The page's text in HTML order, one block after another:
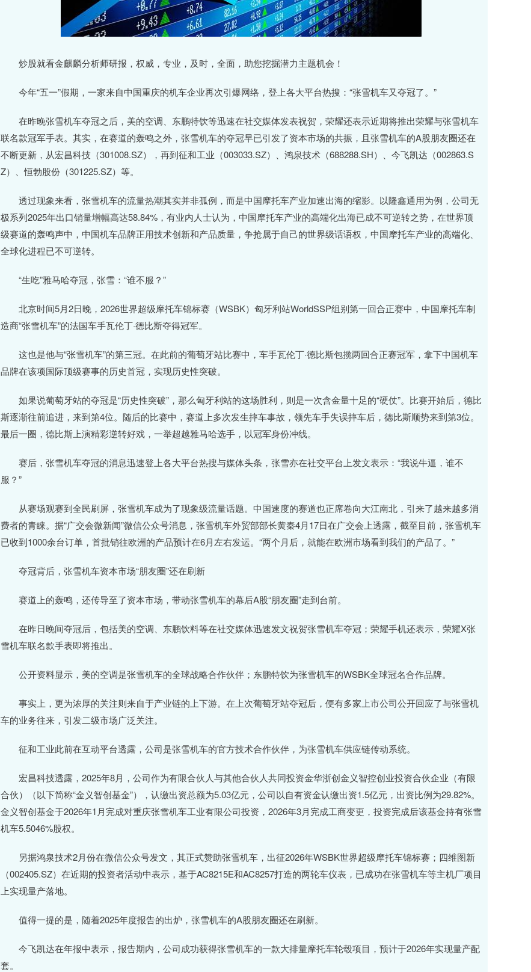
炒股就看金麒麟分析师研报，权威，专业，及时，全面，助您挖掘潜力主题机会！
今年“五一”假期，一家来自中国重庆的机车企业再次引爆网络，登上各大平台热搜：“张雪机车又夺冠了。”
在昨晚张雪机车夺冠之后，美的空调、东鹏特饮等迅速在社交媒体发表祝贺，荣耀还表示近期将推出荣耀与张雪机车
联名款冠军手表。其实，在赛道的轰鸣之外，张雪机车的夺冠早已引发了资本市场的共振，且张雪机车的A股朋友圈还在
不断更新，从宏昌科技（301008.SZ），再到征和工业（003033.SZ）、鸿泉技术（688288.SH）、今飞凯达（002863.S
Z）、恒勃股份（301225.SZ）等。
透过现象来看，张雪机车的流量热潮其实并非孤例，而是中国摩托车产业加速出海的缩影。以隆鑫通用为例，公司无
极系列2025年出口销量增幅高达58.84%，有业内人士认为，中国摩托车产业的高端化出海已成不可逆转之势，在世界顶
级赛道的轰鸣声中，中国机车品牌正用技术创新和产品质量，争抢属于自己的世界级话语权，中国摩托车产业的高端化、
全球化进程已不可逆转。
“生吃”雅马哈夺冠，张雪：“谁不服？”
北京时间5月2日晚，2026世界超级摩托车锦标赛（WSBK）匈牙利站WorldSSP组别第一回合正赛中，中国摩托车制
造商“张雪机车”的法国车手瓦伦丁·德比斯夺得冠军。
这也是他与“张雪机车”的第三冠。在此前的葡萄牙站比赛中，车手瓦伦丁·德比斯包揽两回合正赛冠军，拿下中国机车
品牌在该项国际顶级赛事的历史首冠，实现历史性突破。
如果说葡萄牙站的夺冠是“历史性突破”，那么匈牙利站的这场胜利，则是一次含金量十足的“硬仗”。比赛开始后，德比
斯逐渐往前追进，来到第4位。随后的比赛中，赛道上多次发生摔车事故，领先车手失误摔车后，德比斯顺势来到第3位。
最后一圈，德比斯上演精彩逆转好戏，一举超越雅马哈选手，以冠军身份冲线。
赛后，张雪机车夺冠的消息迅速登上各大平台热搜与媒体头条，张雪亦在社交平台上发文表示：“我说牛逼，谁不
服？”
从赛场观赛到全民刷屏，张雪机车成为了现象级流量话题。中国速度的赛道也正席卷向大江南北，引来了越来越多消
费者的青睐。据“广交会微新闻”微信公众号消息，张雪机车外贸部部长黄秦4月17日在广交会上透露，截至目前，张雪机车
已收到1000余台订单，首批销往欧洲的产品预计在6月左右发运。“两个月后，就能在欧洲市场看到我们的产品了。”
夺冠背后，张雪机车资本市场“朋友圈”还在刷新
赛道上的轰鸣，还传导至了资本市场，带动张雪机车的幕后A股“朋友圈”走到台前。
在昨日晚间夺冠后，包括美的空调、东鹏饮料等在社交媒体迅速发文祝贺张雪机车夺冠；荣耀手机还表示，荣耀X张
雪机车联名款手表即将推出。
公开资料显示，美的空调是张雪机车的全球战略合作伙伴；东鹏特饮为张雪机车的WSBK全球冠名合作品牌。
事实上，更为浓厚的关注则来自于产业链的上下游。在上次葡萄牙站夺冠后，便有多家上市公司公开回应了与张雪机
车的业务往来，引发二级市场广泛关注。
征和工业此前在互动平台透露，公司是张雪机车的官方技术合作伙伴，为张雪机车供应链传动系统。
宏昌科技透露，2025年8月，公司作为有限合伙人与其他合伙人共同投资金华浙创金义智控创业投资合伙企业（有限
合伙）（以下简称“金义智创基金”），认缴出资总额为5.03亿元，公司以自有资金认缴出资1.5亿元，出资比例为29.82%。
金义智创基金于2026年1月完成对重庆张雪机车工业有限公司投资，2026年3月完成工商变更，投资完成后该基金持有张雪
机车5.5046%股权。
另据鸿泉技术2月份在微信公众号发文，其正式赞助张雪机车，出征2026年WSBK世界超级摩托车锦标赛；四维图新
（002405.SZ）在近期的投资者活动中表示，基于AC8215E和AC8257打造的两轮车仪表，已成功在张雪机车等主机厂项目
上实现量产落地。
值得一提的是，随着2025年度报告的出炉，张雪机车的A股朋友圈还在刷新。
今飞凯达在年报中表示，报告期内，公司成功获得张雪机车的一款大排量摩托车轮毂项目，预计于2026年实现量产配
套。